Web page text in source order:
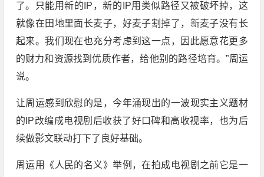
了。只能用新的IP，新的IP用类似路径又被破坏掉，这
就像在田地里面长麦子，好麦子割掉了，新麦子没有长
起来。我们现在也充分考虑到这一点，因此愿意花更多
的财力和资源找到优质作者，给他别的路径培育。”周运
说。
让周运感到欣慰的是，今年涌现出的一波现实主义题材
的IP改编成电视剧后收获了好口碑和高收视率，也为后
续做影文联动打下了良好基础。
周运用《人民的名义》举例，在拍成电视剧之前它是一